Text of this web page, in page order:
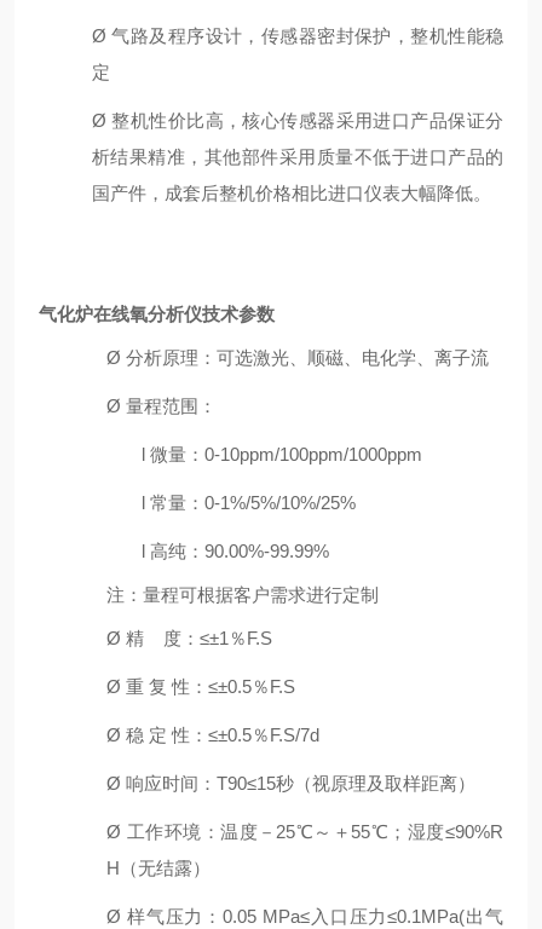
Ø气路及程序设计，传感器密封保护，整机性能稳
定
Ø整机性价比高，核心传感器采用进口产品保证分
析结果精准，其他部件采用质量不低于进口产品的
国产件，成套后整机价格相比进口仪表大幅降低。
气化炉在线氧分析仪技术参数
Ø 分析原理：可选激光、顺磁、电化学、离子流
Ø 量程范围：
l 微量： 0-10ppm/100ppm/1000ppm
l 常量： 0-1%/5%/10%/25%
l 高纯： 90.00%-99.99%
注：量程可根据客户需求进行定制
Ø 精 度 ： ≤±1％F.S
Ø 重 复 性： ≤±0.5％F.S
Ø 稳 定 性： ≤±0.5％F.S/7d
Ø 响应时间： T90≤15秒 （视原理及取样距离）
Ø 工作环境：温度－ 25℃～＋55℃ ； 湿度≤90%R
H （无结露）
Ø 样气压力：0.05 MPa≤入口压力≤0.1MPa(出气